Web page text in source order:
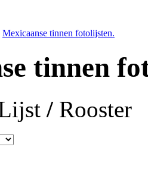
Mexicaanse tinnen fotolijsten.
tinnen
/ Rooster